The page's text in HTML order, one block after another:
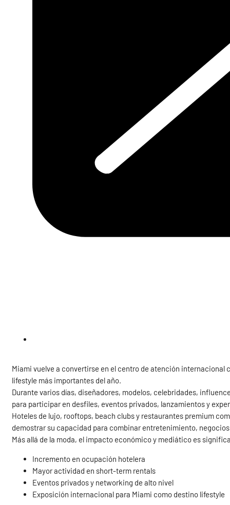
Miami vuelve a convertirse en el centro de atención internacional
lifestyle más importantes del año.
Durante varios días, diseñadores, modelos, celebridades,
para participar en desfiles, eventos privados, lanzamientos y
Hoteles de lujo, rooftops, beach clubs y restaurantes premium
demostrar su capacidad para combinar entretenimiento,
Más allá de la moda, el impacto económico y mediático es
Incremento en ocupación hotelera
Mayor actividad en short-term rentals
Eventos privados y networking de alto nivel
Exposición internacional para Miami como destino lifestyle